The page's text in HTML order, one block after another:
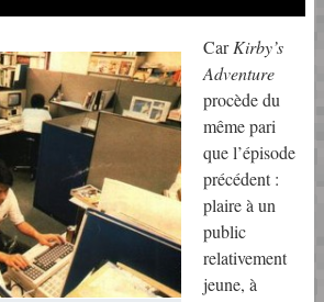
CarKirby’s
Adventure
procède du
même pari
que l’épisode
précédent :
plaire à un
public
relativement
jeune, à